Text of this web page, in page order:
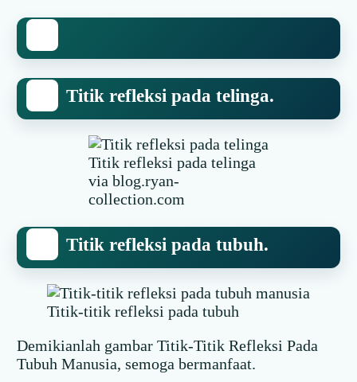
Titik refleksi pada telinga.
Titik refleksi pada telinga
via blog.ryan-
collection.com
Titik refleksi pada tubuh.
Titik-titik refleksi pada tubuh
Demikianlah gambar Titik-Titik Refleksi Pada
Tubuh Manusia, semoga bermanfaat.